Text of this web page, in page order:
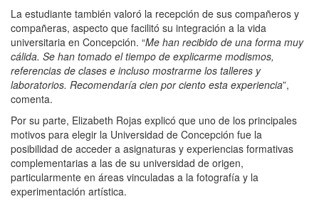
La estudiante también valoró la recepción de sus compañeros y
compañeras, aspecto que facilitó su integración a la vida
universitaria en Concepción. “Me han recibido de una forma muy
cálida. Se han tomado el tiempo de explicarme modismos,
referencias de clases e incluso mostrarme los talleres y
laboratorios. Recomendaría cien por ciento esta experiencia”,
comenta.
Por su parte, Elizabeth Rojas explicó que uno de los principales
motivos para elegir la Universidad de Concepción fue la
posibilidad de acceder a asignaturas y experiencias formativas
complementarias a las de su universidad de origen,
particularmente en áreas vinculadas a la fotografía y la
experimentación artística.